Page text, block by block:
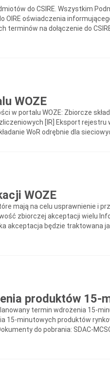
do CSIRE. Wszystkim
OIRE oświadczenia
na dołączenie do
WOZE
w portalu WOZE: Zbiorcze
[IR] Eksport rejestru
WoR odrębnie dla
WOZE
mają na celu usprawnienie i
zbiorczej akceptacji wielu
akceptacja będzie traktowana
produktów 15-
termin wdrożenia 15-
15-minutowych produktów
do pobrania: SDAC-